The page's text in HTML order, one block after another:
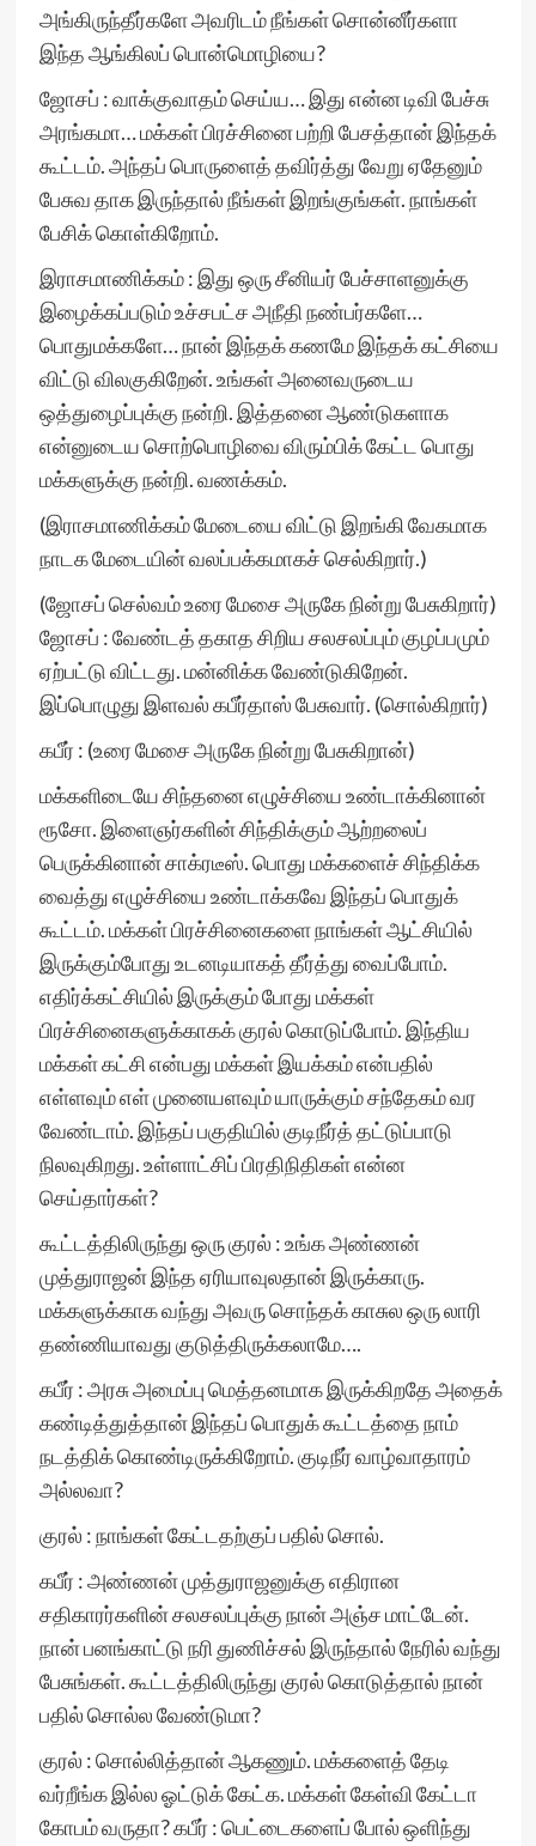
அங்கிருந்தீர்களே அவரிடம் நீங்கள் சொன்னீர்களா
இந்த ஆங்கிலப் பொன்மொழியை?
ஜோசப் : வாக்குவாதம் செய்ய… இது என்ன டிவி பேச்சு
அரங்கமா… மக்கள் பிரச்சினை பற்றி பேசத்தான் இந்தக்
கூட்டம். அந்தப் பொருளைத் தவிர்த்து வேறு ஏதேனும்
பேசுவ தாக இருந்தால் நீங்கள் இறங்குங்கள். நாங்கள்
பேசிக் கொள்கிறோம்.
இராசமாணிக்கம் : இது ஒரு சீனியர் பேச்சாளனுக்கு
இழைக்கப்படும் உச்சபட்ச அநீதி நண்பர்களே…
பொதுமக்களே… நான் இந்தக் கணமே இந்தக் கட்சியை
விட்டு விலகுகிறேன். உங்கள் அனைவருடைய
ஒத்துழைப்புக்கு நன்றி. இத்தனை ஆண்டுகளாக
என்னுடைய சொற்பொழிவை விரும்பிக் கேட்ட பொது
மக்களுக்கு நன்றி. வணக்கம்.
(இராசமாணிக்கம் மேடையை விட்டு இறங்கி வேகமாக
நாடக மேடையின் வலப்பக்கமாகச் செல்கிறார்.)
(ஜோசப் செல்வம் உரை மேசை அருகே நின்று பேசுகிறார்)
ஜோசப் : வேண்டத் தகாத சிறிய சலசலப்பும் குழப்பமும்
ஏற்பட்டு விட்டது. மன்னிக்க வேண்டுகிறேன்.
இப்பொழுது இளவல் கபீர்தாஸ் பேசுவார். (சொல்கிறார்)
கபீர் : (உரை மேசை அருகே நின்று பேசுகிறான்)
மக்களிடையே சிந்தனை எழுச்சியை உண்டாக்கினான்
ரூசோ. இளைஞர்களின் சிந்திக்கும் ஆற்றலைப்
பெருக்கினான் சாக்ரடீஸ். பொது மக்களைச் சிந்திக்க
வைத்து எழுச்சியை உண்டாக்கவே இந்தப் பொதுக்
கூட்டம். மக்கள் பிரச்சினைகளை நாங்கள் ஆட்சியில்
இருக்கும்போது உடனடியாகத் தீர்த்து வைப்போம்.
எதிர்க்கட்சியில் இருக்கும் போது மக்கள்
பிரச்சினைகளுக்காகக் குரல் கொடுப்போம். இந்திய
மக்கள் கட்சி என்பது மக்கள் இயக்கம் என்பதில்
எள்ளவும் எள் முனையளவும் யாருக்கும் சந்தேகம் வர
வேண்டாம். இந்தப் பகுதியில் குடிநீர்த் தட்டுப்பாடு
நிலவுகிறது. உள்ளாட்சிப் பிரதிநிதிகள் என்ன
செய்தார்கள்?
கூட்டத்திலிருந்து ஒரு குரல் : உங்க அண்ணன்
முத்துராஜன் இந்த ஏரியாவுலதான் இருக்காரு.
மக்களுக்காக வந்து அவரு சொந்தக் காசுல ஒரு லாரி
தண்ணியாவது குடுத்திருக்கலாமே….
கபீர் : அரசு அமைப்பு மெத்தனமாக இருக்கிறதே அதைக்
கண்டித்துத்தான் இந்தப் பொதுக் கூட்டத்தை நாம்
நடத்திக் கொண்டிருக்கிறோம். குடிநீர் வாழ்வாதாரம்
அல்லவா?
குரல் : நாங்கள் கேட்டதற்குப் பதில் சொல்.
கபீர் : அண்ணன் முத்துராஜனுக்கு எதிரான
சதிகாரர்களின் சலசலப்புக்கு நான் அஞ்ச மாட்டேன்.
நான் பனங்காட்டு நரி துணிச்சல் இருந்தால் நேரில் வந்து
பேசுங்கள். கூட்டத்திலிருந்து குரல் கொடுத்தால் நான்
பதில் சொல்ல வேண்டுமா?
குரல் : சொல்லித்தான் ஆகணும். மக்களைத் தேடி
வர்றீங்க இல்ல ஓட்டுக் கேட்க. மக்கள் கேள்வி கேட்டா
கோபம் வருதா? கபீர் : பெட்டைகளைப் போல் ஒளிந்து